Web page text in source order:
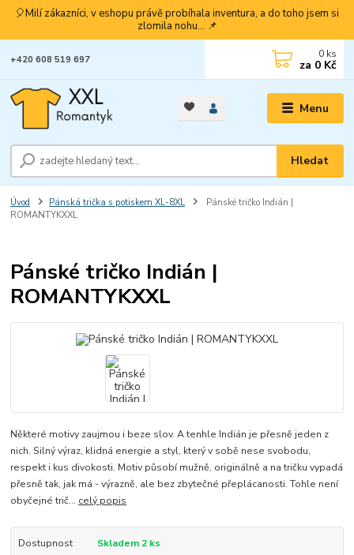
🎈Milí zákazníci, v eshopu právě probíhala inventura, a do toho jsem si
zlomila nohu... 📌
Menu
Hledat
+420 608 519 697 0 ks
za 0 Kč
Úvod Pánská trička s potiskem XL-8XL
Pánské tričko Indián |
ROMANTYKXXL
Pánské tričko Indián |
ROMANTYKXXL
Některé motivy zaujmou i beze slov. A tenhle Indián je přesně jeden z
nich. Silný výraz, klidná energie a styl, který v sobě nese svobodu,
respekt i kus divokosti. Motiv působí mužně, originálně a na tričku vypadá
přesně tak, jak má - výrazně, ale bez zbytečné přeplácanosti. Tohle není
obyčejné trič... celý popis
Dostupnost
Skladem 2 ks